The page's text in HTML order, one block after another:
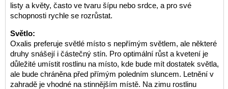
listy a květy, často ve tvaru šípu nebo srdce, a pro své
schopnosti rychle se rozrůstat.
Světlo:
Oxalis preferuje světlé místo s nepřímým světlem, ale některé
druhy snášejí i částečný stín. Pro optimální růst a kvetení je
důležité umístit rostlinu na místo, kde bude mít dostatek světla,
ale bude chráněna před přímým poledním sluncem. Letnění v
zahradě je vhodné na stinnějším místě. Na zimu rostlinu